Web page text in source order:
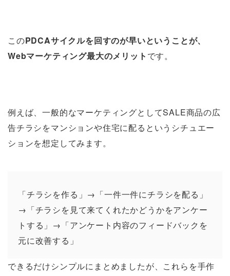
このPDCAサイクルを回すのが早いということが、
Webマーケティング最大のメリット です。
例えば、一般的なマーケティングとしてSALE商品の広
告チラシをマンションや住宅に配るというシチュエー
ションを想定してみます。
「チラシを作る」→「一件一件にチラシを配る」
→「チラシを見て来てくれたかどうかをアンケー
トする」→「アンケート内容のフィードバックを
元に改善する」
できるだけシンプルにまとめましたが、これらを手作